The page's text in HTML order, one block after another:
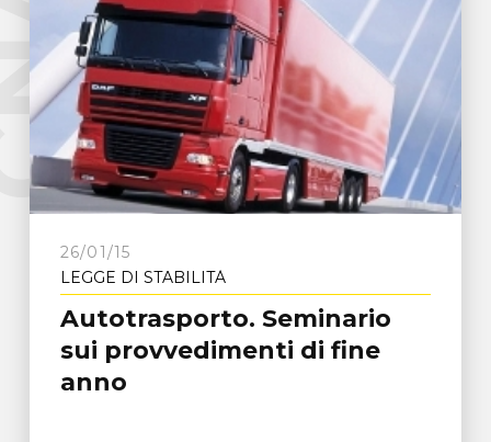
26/01/15
LEGGE DI STABILITÀ
Autotrasporto. Seminario
sui provvedimenti di fine
anno